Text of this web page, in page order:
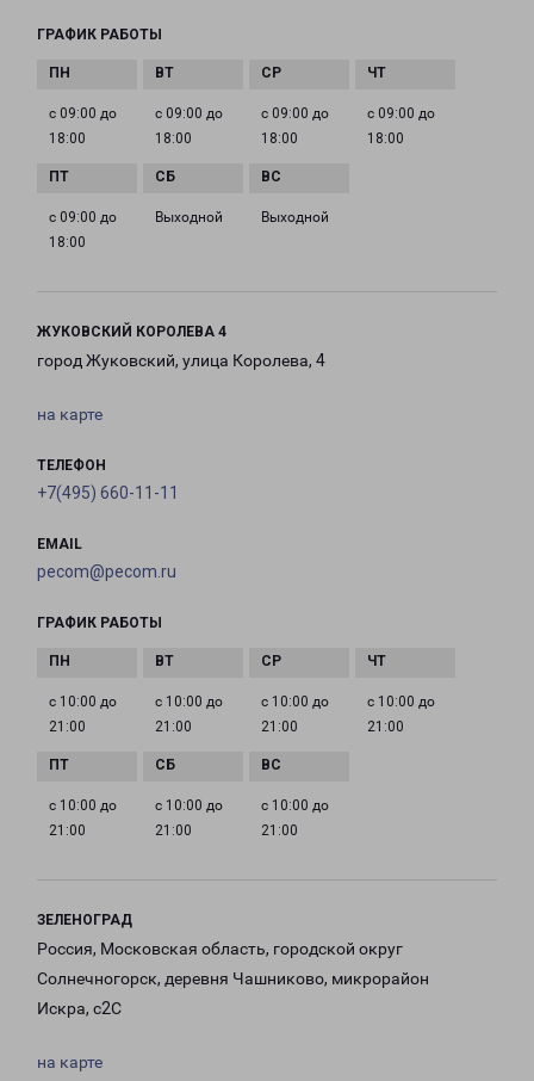
ГРАФИК РАБОТЫ
с 09:00 до
18:00
с 09:00 до
18:00
с 09:00 до
18:00
с 09:00 до
18:00
с 09:00 до
18:00
Выходной Выходной
ЖУКОВСКИЙ КОРОЛЕВА 4
город Жуковский, улица Королева, 4
на карте
ТЕЛЕФОН
+7(495) 660-11-11
EMAIL
pecom@pecom.ru
ГРАФИК РАБОТЫ
с 10:00 до
21:00
с 10:00 до
21:00
с 10:00 до
21:00
с 10:00 до
21:00
с 10:00 до
21:00
с 10:00 до
21:00
с 10:00 до
21:00
ЗЕЛЕНОГРАД
Россия, Московская область, городской округ
Солнечногорск, деревня Чашниково, микрорайон
Искра, с2С
на карте